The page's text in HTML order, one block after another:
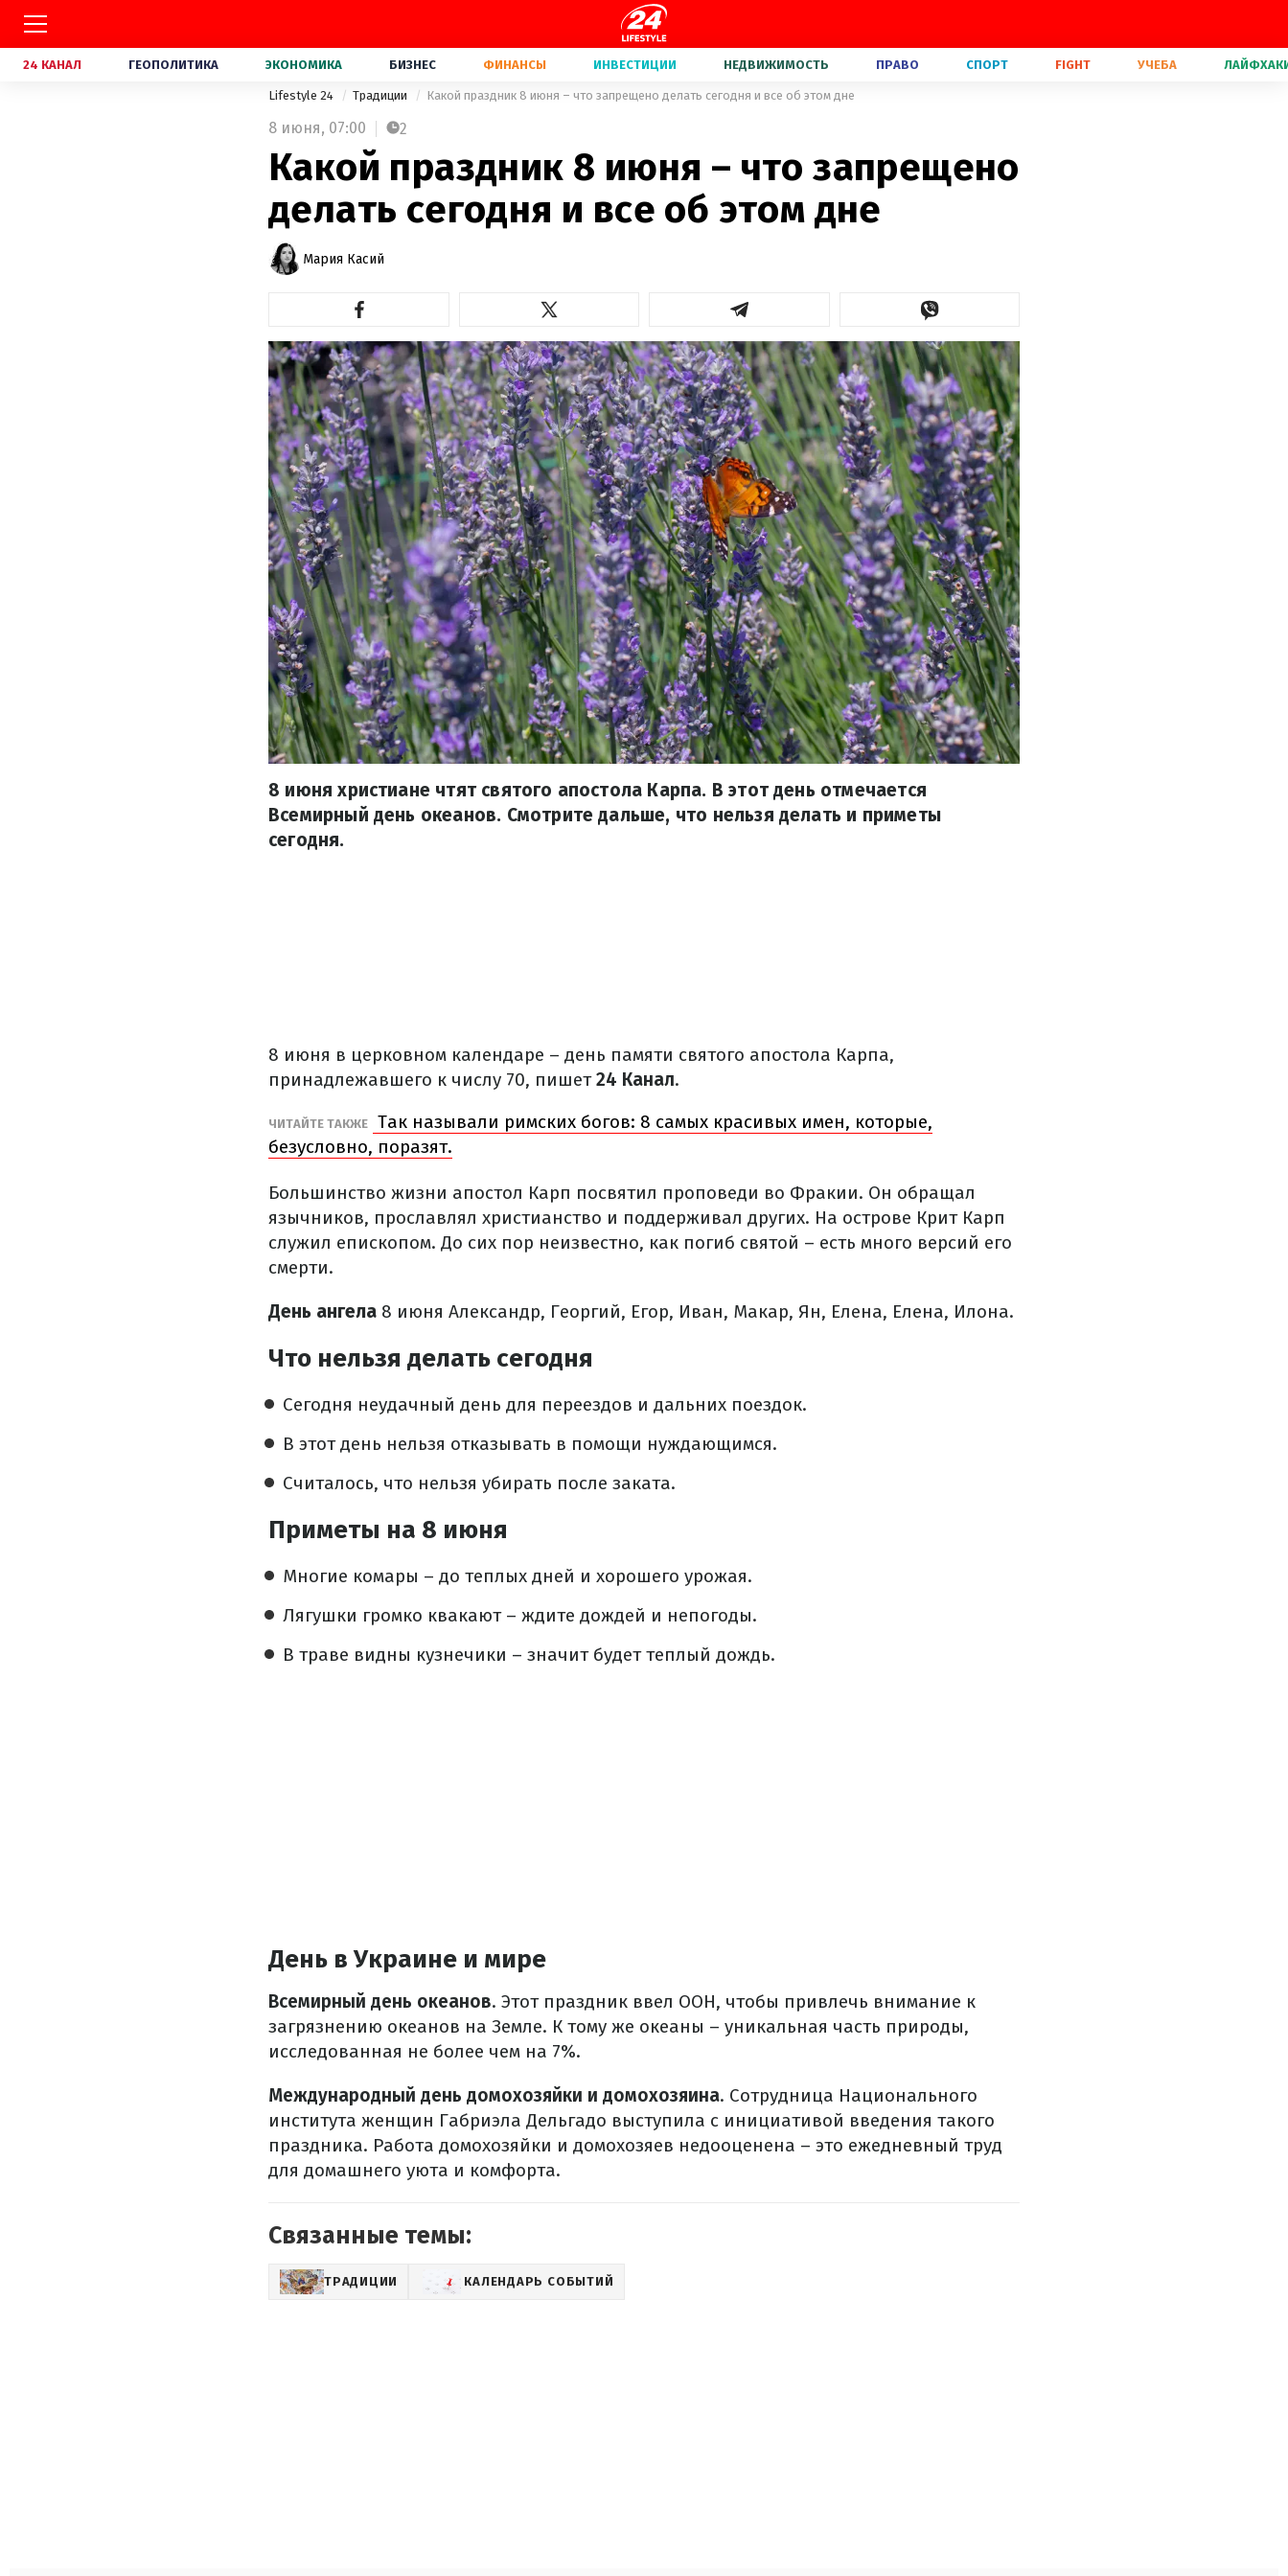
24 КАНАЛ ГЕОПОЛИТИКА ЭКОНОМИКА БИЗНЕС ФИНАНСЫ ИНВЕСТИЦИИ НЕДВИЖИМОСТЬ ПРАВО СПОРТ FIGHT УЧЕБА
Lifestyle 24 Традиции Какой праздник 8 июня – что запрещено делать сегодня и все об этом дне
8 июня, 07:00 2
Какой праздник 8 июня – что запрещено
делать сегодня и все об этом дне
Мария Касий
8 июня христиане чтят святого апостола Карпа. В этот день отмечается
Всемирный день океанов. Смотрите дальше, что нельзя делать и приметы
сегодня.
8 июня в церковном календаре – день памяти святого апостола Карпа,
принадлежавшего к числу 70, пишет24 Канал.
ЧИТАЙТЕ ТАКЖЕ
Так называли римских богов: 8 самых красивых имен, которые,
безусловно, поразят.
Большинство жизни апостол Карп посвятил проповеди во Фракии. Он обращал
язычников, прославлял христианство и поддерживал других. На острове Крит Карп
служил епископом. До сих пор неизвестно, как погиб святой – есть много версий его
смерти.
День ангела 8 июня Александр, Георгий, Егор, Иван, Макар, Ян, Елена, Елена, Илона.
Что нельзя делать сегодня
Сегодня неудачный день для переездов и дальних поездок.
В этот день нельзя отказывать в помощи нуждающимся.
Считалось, что нельзя убирать после заката.
Приметы на 8 июня
Многие комары – до теплых дней и хорошего урожая.
Лягушки громко квакают – ждите дождей и непогоды.
В траве видны кузнечики – значит будет теплый дождь.
День в Украине и мире
Всемирный день океанов. Этот праздник ввел ООН, чтобы привлечь внимание к
загрязнению океанов на Земле. К тому же океаны – уникальная часть природы,
исследованная не более чем на 7%.
Международный день домохозяйки и домохозяина. Сотрудница Национального
института женщин Габриэла Дельгадо выступила с инициативой введения такого
праздника. Работа домохозяйки и домохозяев недооценена – это ежедневный труд
для домашнего уюта и комфорта.
Связанные темы:
ТРАДИЦИИ КАЛЕНДАРЬ СОБЫТИЙ